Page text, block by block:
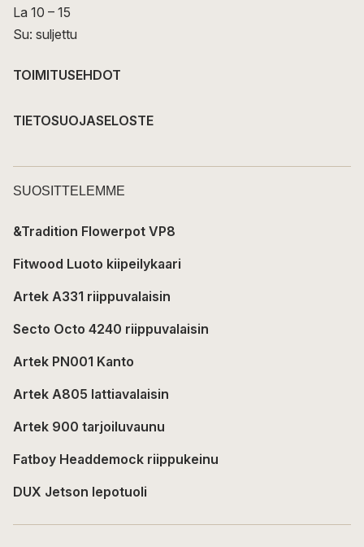
La 10 – 15
Su: suljettu
TOIMITUSEHDOT
TIETOSUOJASELOSTE
SUOSITTELEMME
&Tradition Flowerpot VP8
Fitwood Luoto kiipeilykaari
Artek A331 riippuvalaisin
Secto Octo 4240 riippuvalaisin
Artek PN001 Kanto
Artek A805 lattiavalaisin
Artek 900 tarjoiluvaunu
Fatboy Headdemock riippukeinu
DUX Jetson lepotuoli